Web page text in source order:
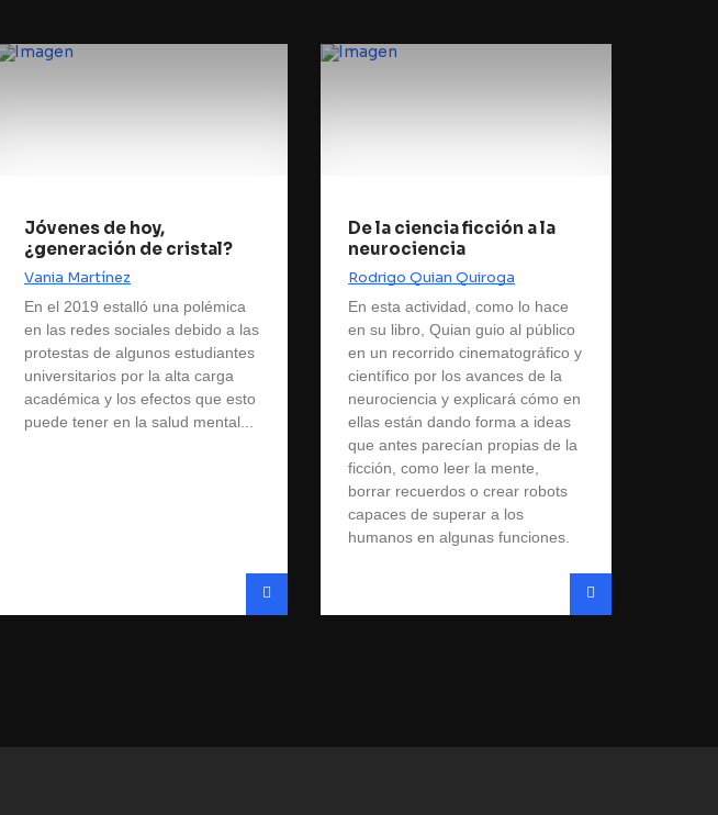
Jóvenes de hoy,
¿generación de cristal?
Vania Martínez
En el 2019 estalló una polémica
en las redes sociales debido a las
protestas de algunos estudiantes
universitarios por la alta carga
académica y los efectos que esto
puede tener en la salud mental...
De la ciencia ficción a la
neurociencia
Rodrigo Quian Quiroga
En esta actividad, como lo hace
en su libro, Quian guio al público
en un recorrido cinematográfico y
científico por los avances de la
neurociencia y explicará cómo en
ellas están dando forma a ideas
que antes parecían propias de la
ficción, como leer la mente,
borrar recuerdos o crear robots
capaces de superar a los
humanos en algunas funciones.